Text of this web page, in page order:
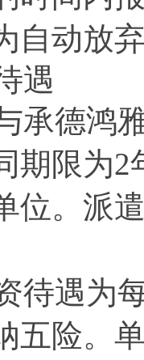
自动放
遇
承德鸿
期限为
位。派
待遇为
五险。